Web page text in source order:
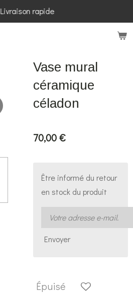
Livraison rapide
Vase mural
céramique
céladon
70,00 €
Être informé du retour
en stock du produit
Envoyer
Épuisé